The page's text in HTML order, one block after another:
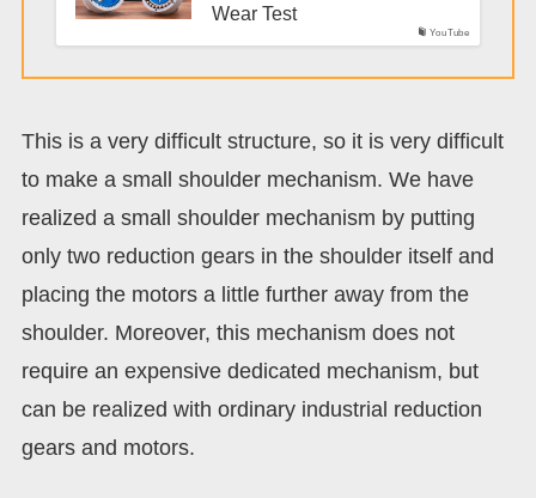
YouTube
Wear Test
This is a very difficult structure, so it is very difficult
to make a small shoulder mechanism. We have
realized a small shoulder mechanism by putting
only two reduction gears in the shoulder itself and
placing the motors a little further away from the
shoulder. Moreover, this mechanism does not
require an expensive dedicated mechanism, but
can be realized with ordinary industrial reduction
gears and motors.